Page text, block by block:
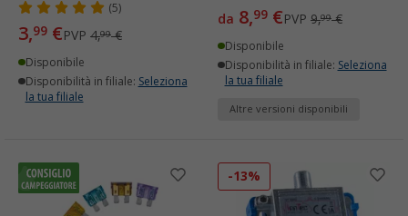
(5)
3,99 €PVP 4,99€
Disponibile
Disponibilità in filiale: Seleziona
la tua filiale
da 8,99 €PVP 9,99€
Disponibile
Disponibilità in filiale: Seleziona
la tua filiale
Altre versioni disponibili
-13%